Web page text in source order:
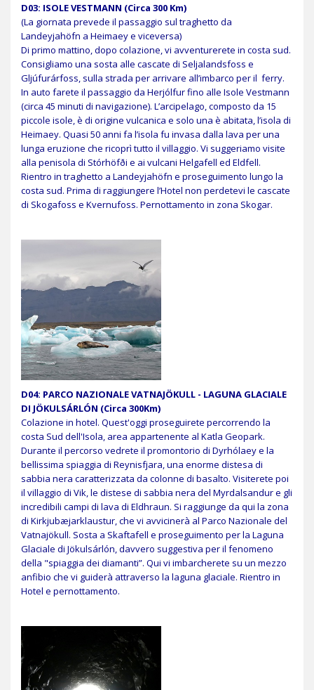
D03: ISOLE VESTMANN (Circa 300 Km)
(La giornata prevede il passaggio sul traghetto da
Landeyjahöfn a Heimaey e viceversa)
Di primo mattino, dopo colazione, vi avventurerete in costa sud.
Consigliamo una sosta alle cascate di Seljalandsfoss e
Gljúfurárfoss, sulla strada per arrivare all’imbarco per il ferry.
In auto farete il passaggio da Herjólfur fino alle Isole Vestmann
(circa 45 minuti di navigazione). L’arcipelago, composto da 15
piccole isole, è di origine vulcanica e solo una è abitata, l’isola di
Heimaey. Quasi 50 anni fa l’isola fu invasa dalla lava per una
lunga eruzione che ricoprì tutto il villaggio. Vi suggeriamo visite
alla penisola di Stórhöfði e ai vulcani Helgafell ed Eldfell.
Rientro in traghetto a Landeyjahöfn e proseguimento lungo la
costa sud. Prima di raggiungere l’Hotel non perdetevi le cascate
di Skogafoss e Kvernufoss. Pernottamento in zona Skogar.
D04: PARCO NAZIONALE VATNAJÖKULL - LAGUNA GLACIALE
DI JÖKULSÁRLÓN (Circa 300Km)
Colazione in hotel. Quest'oggi proseguirete percorrendo la
costa Sud dell'Isola, area appartenente al Katla Geopark.
Durante il percorso vedrete il promontorio di Dyrhólaey e la
bellissima spiaggia di Reynisfjara, una enorme distesa di
sabbia nera caratterizzata da colonne di basalto. Visiterete poi
il villaggio di Vik, le distese di sabbia nera del Myrdalsandur e gli
incredibili campi di lava di Eldhraun. Si raggiunge da qui la zona
di Kirkjubæjarklaustur, che vi avvicinerà al Parco Nazionale del
Vatnajökull. Sosta a Skaftafell e proseguimento per la Laguna
Glaciale di Jökulsárlón, davvero suggestiva per il fenomeno
della "spiaggia dei diamanti”. Qui vi imbarcherete su un mezzo
anfibio che vi guiderà attraverso la laguna glaciale. Rientro in
Hotel e pernottamento.